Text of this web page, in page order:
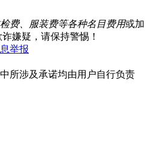
费、服装费等各种名目费用或加
嫌疑，请保持警惕！
举报
所涉及承诺均由用户自行负责